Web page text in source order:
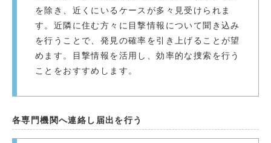
を除き、近くにいるケースが多々見受けられま
す。近隣に住む方々に目撃情報について聞き込み
を行うことで、発見の確率を引き上げることが望
めます。目撃情報を活用し、効率的な捜索を行う
ことをおすすめします。
各専門機関へ連絡し届出を行う